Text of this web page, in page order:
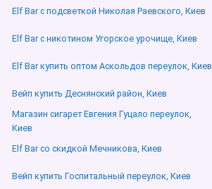
Elf Bar с подсветкой Николая Раевского, Киев
Elf Bar с никотином Угорское урочище, Киев
Elf Bar купить оптом Аскольдов переулок, Киев
Вейп купить Деснянский район, Киев
Магазин сигарет Евгения Гуцало переулок,
Киев
Elf Bar со скидкой Мечникова, Киев
Вейп купить Госпитальный переулок, Киев